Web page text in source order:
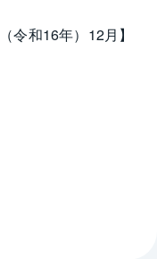
和16年）12月】